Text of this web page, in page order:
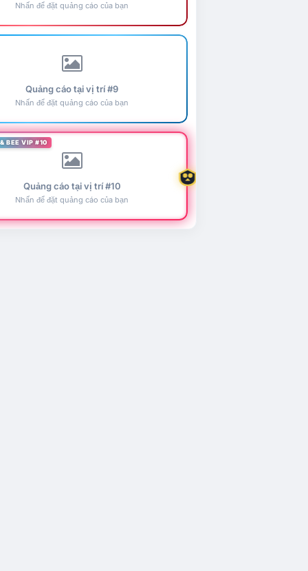
Nhấn để đặt quảng cáo của bạn
Quảng cáo tại vị trí #9
Nhấn để đặt quảng cáo của bạn
BEE VIP #10
Quảng cáo tại vị trí #10
Nhấn để đặt quảng cáo của bạn